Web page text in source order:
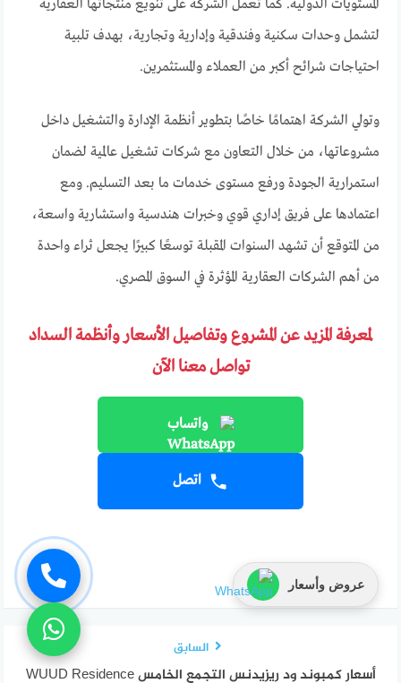
المستويات الدولية. كما تعمل الشركة على تنويع منتجاتها العقارية
لتشمل وحدات سكنية وفندقية وإدارية وتجارية، بهدف تلبية
احتياجات شرائح أكبر من العملاء والمستثمرين.
وتولي الشركة اهتمامًا خاصًا بتطوير أنظمة الإدارة والتشغيل داخل
مشروعاتها، من خلال التعاون مع شركات تشغيل عالمية لضمان
استمرارية الجودة ورفع مستوى خدمات ما بعد التسليم. ومع
اعتمادها على فريق إداري قوي وخبرات هندسية واستشارية واسعة،
من المتوقع أن تشهد السنوات المقبلة توسعًا كبيرًا يجعل ثراء واحدة
من أهم الشركات العقارية المؤثرة في السوق المصري.
لمعرفة المزيد عن المشروع وتفاصيل الأسعار وأنظمة السداد
تواصل معنا الآن
واتساب
اتصل
السابق
أسعار كمبوند ود ريزيدنس التجمع الخامس WUUD Residence
عروض وأسعار